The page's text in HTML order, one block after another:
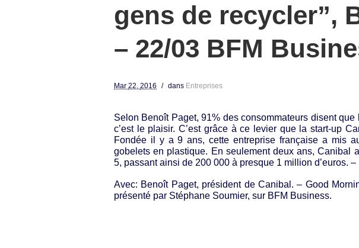
gens de recycler”,
– 22/03 BFM
Mar 22, 2016 / dans Entreprises
Selon Benoît Paget, 91% des consommateurs disent
c’est le plaisir. C’est grâce à ce levier que la start-up
Fondée il y a 9 ans, cette entreprise française a mis
gobelets en plastique. En seulement deux ans, Canibal
5, passant ainsi de 200 000 à presque 1 million d’euros. –
Avec: Benoît Paget, président de Canibal. – Good
présenté par Stéphane Soumier, sur BFM Business.